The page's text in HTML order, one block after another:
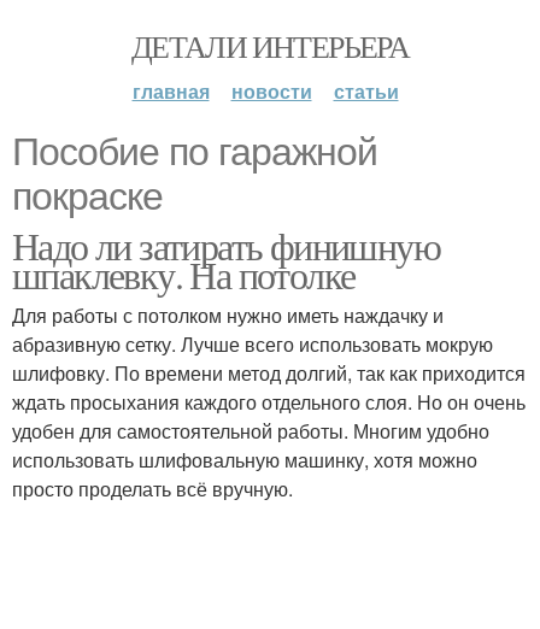
ДЕТАЛИ ИНТЕРЬЕРА
главная новости статьи
Пособие по гаражной
покраске
Надо ли затирать финишную
шпаклевку. На потолке
Для работы с потолком нужно иметь наждачку и
абразивную сетку. Лучше всего использовать мокрую
шлифовку. По времени метод долгий, так как приходится
ждать просыхания каждого отдельного слоя. Но он очень
удобен для самостоятельной работы. Многим удобно
использовать шлифовальную машинку, хотя можно
просто проделать всё вручную.